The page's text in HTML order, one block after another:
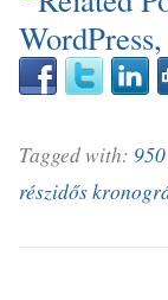
Tagged with: 950
részidős